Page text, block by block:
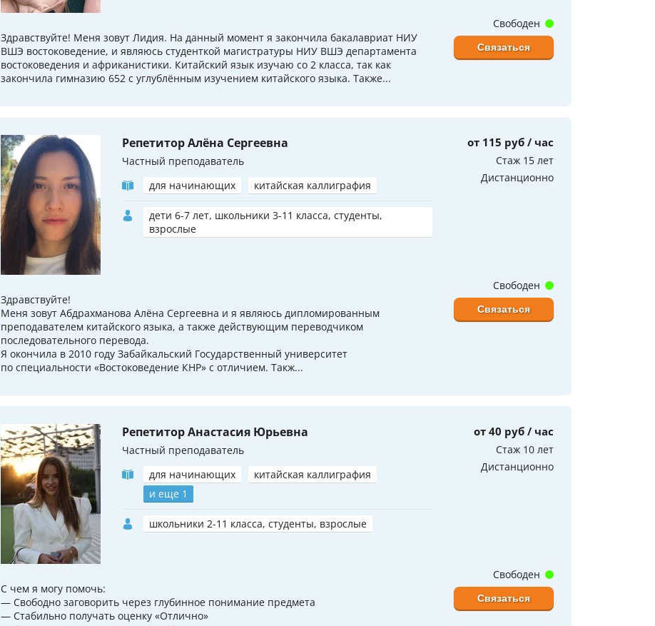
Здравствуйте! Меня зовут Лидия. На данный момент я закончила бакалавриат НИУ
ВШЭ востоковедение, и являюсь студенткой магистратуры НИУ ВШЭ департамента
востоковедения и африканистики. Китайский язык изучаю со 2 класса, так как
закончила гимназию 652 с углублённым изучением китайского языка. Также...
Свободен
Связаться
Репетитор Алёна Сергеевна
Частный преподаватель
для начинающих
китайская каллиграфия
дети 6-7 лет, школьники 3-11 класса, студенты,
взрослые
от 115 руб / час
Стаж 15 лет
Дистанционно
Здравствуйте!
Меня зовут Абдрахманова Алёна Сергеевна и я являюсь дипломированным
преподавателем китайского языка, а также действующим переводчиком
последовательного перевода.
Я окончила в 2010 году Забайкальский Государственный университет
по специальности «Востоковедение КНР» с отличием. Такж...
Свободен
Связаться
Репетитор Анастасия Юрьевна
Частный преподаватель
для начинающих
китайская каллиграфия
и еще 1
школьники 2-11 класса, студенты, взрослые
от 40 руб / час
Стаж 10 лет
Дистанционно
С чем я могу помочь:
— Свободно заговорить через глубинное понимание предмета
— Стабильно получать оценку «Отлично»
Свободен
Связаться